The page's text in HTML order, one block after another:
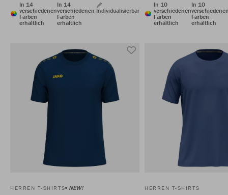
In 14
verschiedenen
Farben
erhältlich
In 14
verschiedenen
Farben
erhältlich
Individualisierbar
In 10
verschiedenen
Farben
erhältlich
In 10
Farben
erhältlich
HERREN T-SHIRTS NEW! HERREN T-SHIRTS